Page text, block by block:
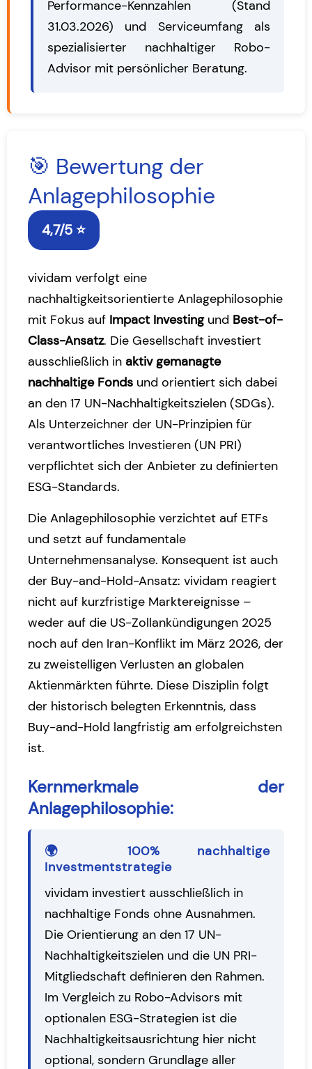
Performance-Kennzahlen (Stand
31.03.2026) und Serviceumfang als
spezialisierter nachhaltiger Robo-
Advisor mit persönlicher Beratung.
🎯 Bewertung der
Anlagephilosophie
4,7/5 ⭐
vividam verfolgt eine
nachhaltigkeitsorientierte Anlagephilosophie
mit Fokus auf Impact Investingund Best-of-
Class-Ansatz. Die Gesellschaft investiert
ausschließlich in aktiv gemanagte
nachhaltige Fonds und orientiert sich dabei
an den 17 UN-Nachhaltigkeitszielen (SDGs).
Als Unterzeichner der UN-Prinzipien für
verantwortliches Investieren (UN PRI)
verpflichtet sich der Anbieter zu definierten
ESG-Standards.
Die Anlagephilosophie verzichtet auf ETFs
und setzt auf fundamentale
Unternehmensanalyse. Konsequent ist auch
der Buy-and-Hold-Ansatz: vividam reagiert
nicht auf kurzfristige Marktereignisse –
weder auf die US-Zollankündigungen 2025
noch auf den Iran-Konflikt im März 2026, der
zu zweistelligen Verlusten an globalen
Aktienmärkten führte. Diese Disziplin folgt
der historisch belegten Erkenntnis, dass
Buy-and-Hold langfristig am erfolgreichsten
ist.
Kernmerkmale der
Anlagephilosophie:
🌍 100% nachhaltige
Investmentstrategie
vividam investiert ausschließlich in
nachhaltige Fonds ohne Ausnahmen.
Die Orientierung an den 17 UN-
Nachhaltigkeitszielen und die UN PRI-
Mitgliedschaft definieren den Rahmen.
Im Vergleich zu Robo-Advisors mit
optionalen ESG-Strategien ist die
Nachhaltigkeitsausrichtung hier nicht
optional, sondern Grundlage aller